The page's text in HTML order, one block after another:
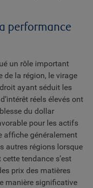
performance
un rôle important
de la région, le virage
ayant séduit les
réels élevés ont
du dollar
pour les actifs
affiche généralement
autres régions lorsque
tendance s’est
prix des matières
manière significative